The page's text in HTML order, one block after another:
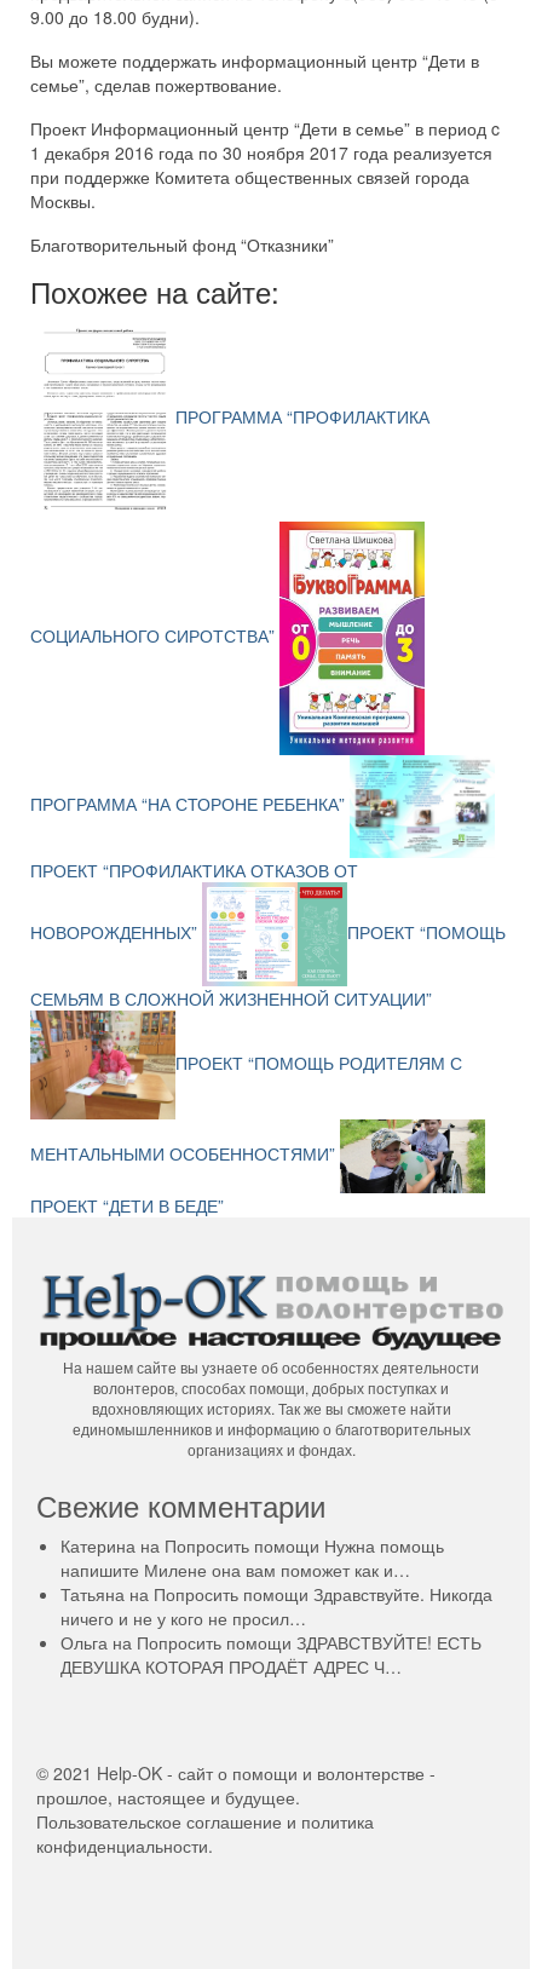
9.00 до 18.00 будни).
Вы можете поддержать информационный центр “Дети в
семье”, сделав пожертвование.
Проект Информационный центр “Дети в семье” в период c
1 декабря 2016 года по 30 ноября 2017 года реализуется
при поддержке Комитета общественных связей города
Москвы.
Благотворительный фонд “Отказники”
Похожее на сайте:
ПРОГРАММА “ПРОФИЛАКТИКА
СОЦИАЛЬНОГО СИРОТСТВА”
ПРОГРАММА “НА СТОРОНЕ РЕБЕНКА”
ПРОЕКТ “ПРОФИЛАКТИКА ОТКАЗОВ ОТ
НОВОРОЖДЕННЫХ” ПРОЕКТ “ПОМОЩЬ
СЕМЬЯМ В СЛОЖНОЙ ЖИЗНЕННОЙ СИТУАЦИИ”
ПРОЕКТ “ПОМОЩЬ РОДИТЕЛЯМ С
МЕНТАЛЬНЫМИ ОСОБЕННОСТЯМИ”
ПРОЕКТ “ДЕТИ В БЕДЕ”
На нашем сайте вы узнаете об особенностях деятельности
волонтеров, способах помощи, добрых поступках и
вдохновляющих историях. Так же вы сможете найти
единомышленников и информацию о благотворительных
организациях и фондах.
Свежие комментарии
Катерина на Попросить помощи Нужна помощь
напишите Милене она вам поможет как и…
Татьяна на Попросить помощи Здравствуйте. Никогда
ничего и не у кого не просил…
Ольга на Попросить помощи ЗДРАВСТВУЙТЕ! ЕСТЬ
ДЕВУШКА КОТОРАЯ ПРОДАЁТ АДРЕС Ч…
© 2021 Help-OK - сайт о помощи и волонтерстве -
прошлое, настоящее и будущее.
Пользовательское соглашение и политика
конфиденциальности.